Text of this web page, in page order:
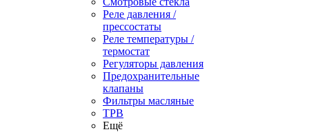
Реле давления /
прессостаты
Реле температуры /
термостат
Регуляторы давления
Предохранительные
клапаны
Фильтры масляные
ТРВ
Ещё